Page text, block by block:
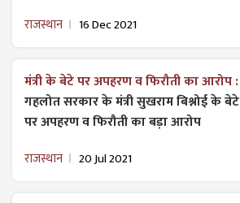
राजस्थान 16 Dec 2021
मंत्री के बेटे पर अपहरण व फिरौती का आरोप :
गहलोत सरकार के मंत्री सुखराम बिश्नोई के बेटे
पर अपहरण व फिरौती का बड़ा आरोप
राजस्थान 20 Jul 2021